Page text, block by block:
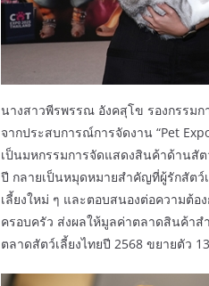
นางสาวพีรพรรณ อังคสุโข รองกรรมก
จากประสบการณ์การจัดงาน “Pet
เป็นมหกรรมการจัดแสดงสินค้าด้านสั
ปี กลายเป็นหมุดหมายสำคัญที่ผู้รักสัตว์
เลี้ยงใหม่ ๆ และตอบสนองต่อความต้อ
ครอบครัว ส่งผลให้มูลค่าตลาดสินค้าส
ตลาดสัตว์เลี้ยงไทยปี 2568 ขยายตัว